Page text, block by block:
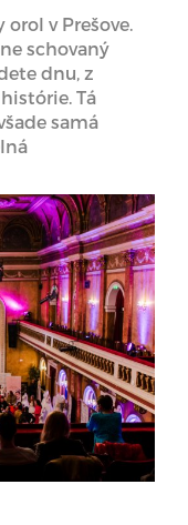
v Prešove.
schovaný
dnu, z
Tá
samá